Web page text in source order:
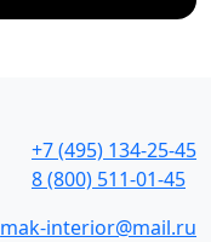
+7 (495) 134-25-45
8 (800) 511-01-45
mak-interior@mail.ru